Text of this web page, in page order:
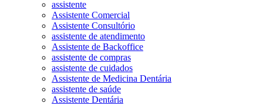
assistente
Assistente Comercial
Assistente Consultório
assistente de atendimento
Assistente de Backoffice
assistente de compras
assistente de cuidados
Assistente de Medicina Dentária
assistente de saúde
Assistente Dentária